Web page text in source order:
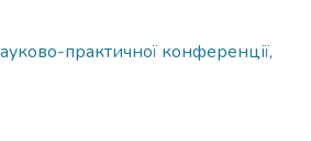
практичної конференції,